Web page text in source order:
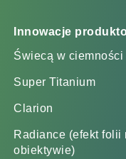
Innowacje
Świecą w ciemności
Super Titanium
Clarion
Radiance (efekt folii
obiektywie)